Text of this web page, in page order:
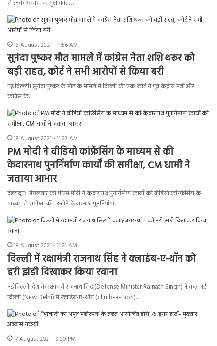
से उनके आवास पर मुलाकात…
18 August 2021 - 11:56 AM
सुनंदा पुष्कर मौत मामले में कांग्रेस नेता शशि थरूर को
बड़ी राहत, कोर्ट ने सभी आरोपों से किया बरी
नई दिल्ली। सुनंदा पुष्कर के मौत के मामले में दिल्ली की एक कोर्ट ने पूर्व केंद्रीय मंत्री और
कांग्रेस के…
18 August 2021 - 11:22 AM
PM मोदी ने वीडियो कांफ्रेंसिंग के माध्यम से की
केदारनाथ पुनर्निर्माण कार्यों की समीक्षा, CM धामी ने
जताया आभार
देहरादून: मंगलवार को पीएम मोदी ने केदारनाथ पुनर्निर्माण कार्यों की वीडियो कॉन्फ्रेंसिंग के
माध्यम से समीक्षा की। उन्होंने केदारनाथ पुनर्निर्माण…
18 August 2021 - 11:21 AM
दिल्‍ली में रक्षामंत्री राजनाथ सिंह ने क्‍लाइंब-ए-थॉन को
हरी झंडी दिखाकर किया रवाना
नई दिल्ली: देश के रक्षामंत्री राजनाथ सिंह (Defense Minister Rajnath Singh) ने कल नई
दिल्‍ली (New Delhi) में क्‍लाइंब-ए-थॉन (climb-a-thon)…
17 August 2021 - 9:00 PM